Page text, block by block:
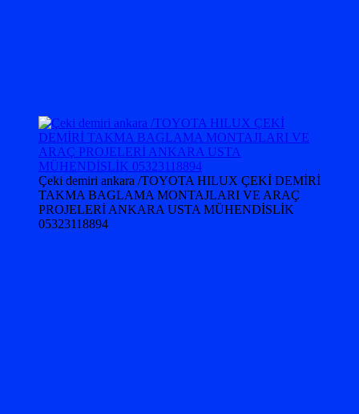
Çeki demiri ankara /TOYOTA HILUX ÇEKİ DEMİRİ
TAKMA BAGLAMA MONTAJLARI VE ARAÇ
PROJELERİ ANKARA USTA MÜHENDİSLİK
05323118894